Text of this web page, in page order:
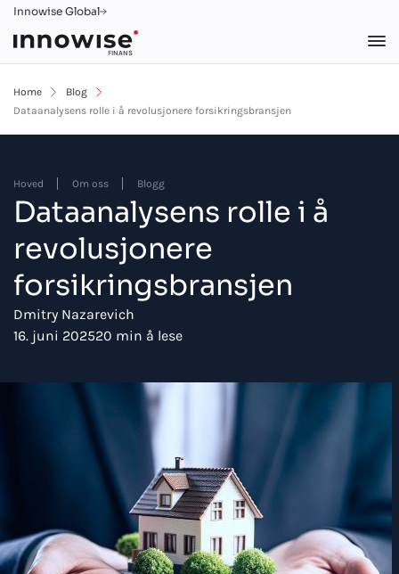
Innowise Global
FINANS
Home
Blog
Dataanalysens rolle i å revolusjonere forsikringsbransjen
Hoved Om oss Blogg
Dataanalysens rolle i å
revolusjonere
forsikringsbransjen
Dmitry Nazarevich
16. juni 202520 min å lese